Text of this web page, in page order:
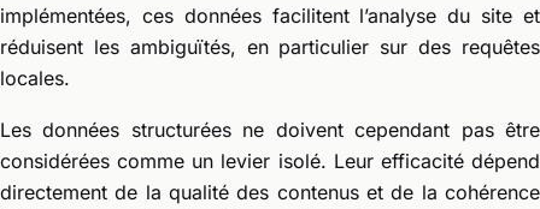
implémentées, ces données facilitent l’analyse du site et
réduisent les ambiguïtés, en particulier sur des requêtes
locales.
Les données structurées ne doivent cependant pas être
considérées comme un levier isolé. Leur efficacité dépend
directement de la qualité des contenus et de la cohérence